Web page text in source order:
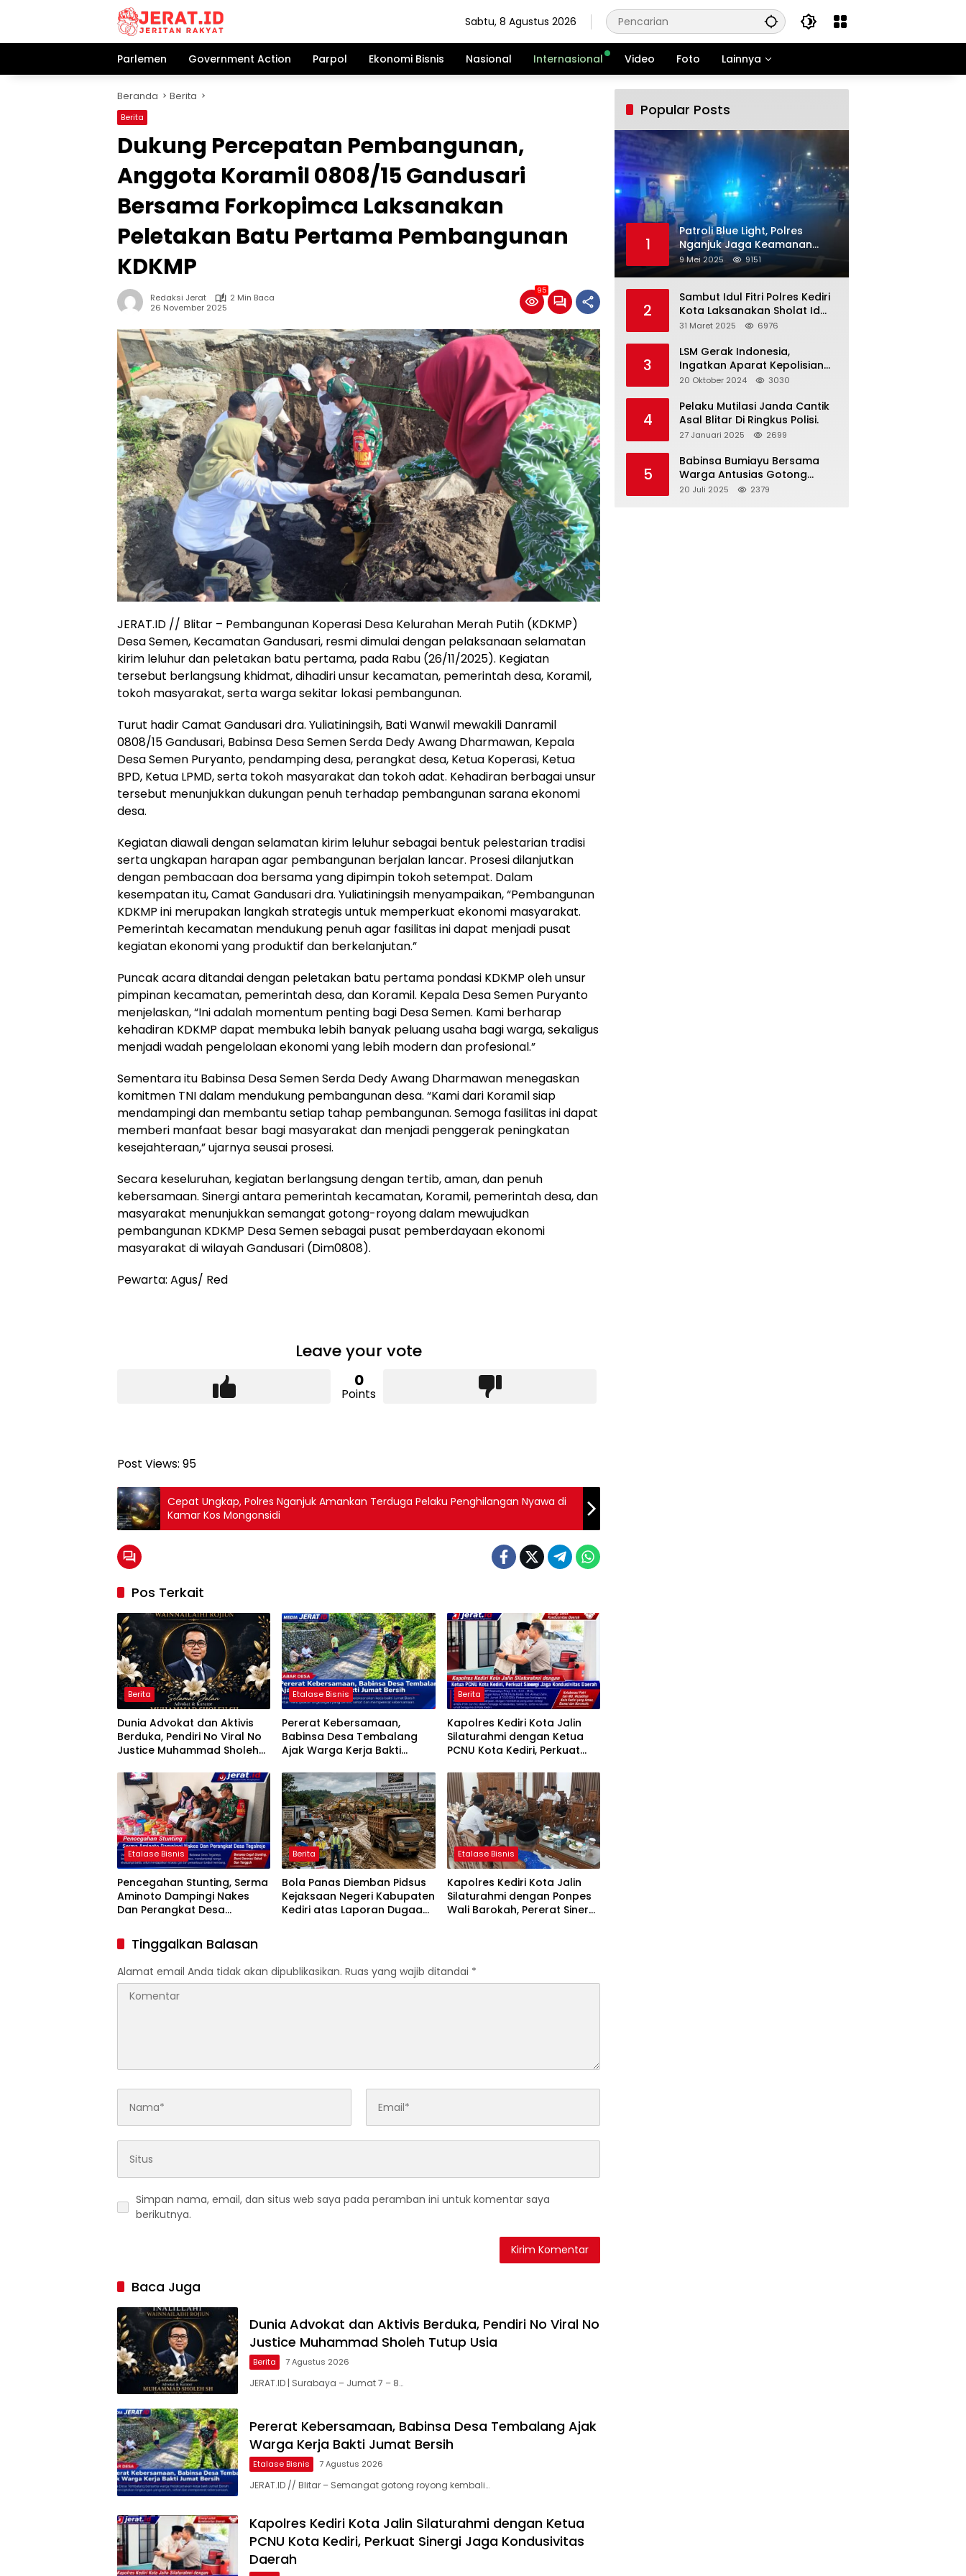
Sabtu, 8 Agustus 2026
Parlemen Government Action Parpol Ekonomi Bisnis Nasional Internasional Video Foto Lainnya
Beranda Berita
Berita
Dukung Percepatan Pembangunan,
Anggota Koramil 0808/15 Gandusari
Bersama Forkopimca Laksanakan
Peletakan Batu Pertama Pembangunan
KDKMP
Redaksi Jerat
2 Min Baca
26 November 2025
95
JERAT.ID // Blitar – Pembangunan Koperasi Desa Kelurahan Merah Putih (KDKMP)
Desa Semen, Kecamatan Gandusari, resmi dimulai dengan pelaksanaan selamatan
kirim leluhur dan peletakan batu pertama, pada Rabu (26/11/2025). Kegiatan
tersebut berlangsung khidmat, dihadiri unsur kecamatan, pemerintah desa, Koramil,
tokoh masyarakat, serta warga sekitar lokasi pembangunan.
Turut hadir Camat Gandusari dra. Yuliatiningsih, Bati Wanwil mewakili Danramil
0808/15 Gandusari, Babinsa Desa Semen Serda Dedy Awang Dharmawan, Kepala
Desa Semen Puryanto, pendamping desa, perangkat desa, Ketua Koperasi, Ketua
BPD, Ketua LPMD, serta tokoh masyarakat dan tokoh adat. Kehadiran berbagai unsur
tersebut menunjukkan dukungan penuh terhadap pembangunan sarana ekonomi
desa.
Kegiatan diawali dengan selamatan kirim leluhur sebagai bentuk pelestarian tradisi
serta ungkapan harapan agar pembangunan berjalan lancar. Prosesi dilanjutkan
dengan pembacaan doa bersama yang dipimpin tokoh setempat. Dalam
kesempatan itu, Camat Gandusari dra. Yuliatiningsih menyampaikan, “Pembangunan
KDKMP ini merupakan langkah strategis untuk memperkuat ekonomi masyarakat.
Pemerintah kecamatan mendukung penuh agar fasilitas ini dapat menjadi pusat
kegiatan ekonomi yang produktif dan berkelanjutan.”
Puncak acara ditandai dengan peletakan batu pertama pondasi KDKMP oleh unsur
pimpinan kecamatan, pemerintah desa, dan Koramil. Kepala Desa Semen Puryanto
menjelaskan, “Ini adalah momentum penting bagi Desa Semen. Kami berharap
kehadiran KDKMP dapat membuka lebih banyak peluang usaha bagi warga, sekaligus
menjadi wadah pengelolaan ekonomi yang lebih modern dan profesional.”
Sementara itu Babinsa Desa Semen Serda Dedy Awang Dharmawan menegaskan
komitmen TNI dalam mendukung pembangunan desa. “Kami dari Koramil siap
mendampingi dan membantu setiap tahap pembangunan. Semoga fasilitas ini dapat
memberi manfaat besar bagi masyarakat dan menjadi penggerak peningkatan
kesejahteraan,” ujarnya seusai prosesi.
Secara keseluruhan, kegiatan berlangsung dengan tertib, aman, dan penuh
kebersamaan. Sinergi antara pemerintah kecamatan, Koramil, pemerintah desa, dan
masyarakat menunjukkan semangat gotong-royong dalam mewujudkan
pembangunan KDKMP Desa Semen sebagai pusat pemberdayaan ekonomi
masyarakat di wilayah Gandusari (Dim0808).
Pewarta: Agus/ Red
Leave your vote
0
Points
Post Views: 95
Cepat Ungkap, Polres Nganjuk Amankan Terduga Pelaku Penghilangan Nyawa di
Kamar Kos Mongonsidi
Pos Terkait
Berita
Dunia Advokat dan Aktivis
Berduka, Pendiri No Viral No
Justice Muhammad Sholeh
Etalase Bisnis
Pererat Kebersamaan,
Babinsa Desa Tembalang
Ajak Warga Kerja Bakti
Berita
Kapolres Kediri Kota Jalin
Silaturahmi dengan Ketua
PCNU Kota Kediri, Perkuat
Daerah
Etalase Bisnis
Pencegahan Stunting, Serma
Aminoto Dampingi Nakes
Dan Perangkat Desa
Berita
Bola Panas Diemban Pidsus
Kejaksaan Negeri Kabupaten
Kediri atas Laporan Dugaan
Etalase Bisnis
Kapolres Kediri Kota Jalin
Silaturahmi dengan Ponpes
Wali Barokah, Pererat Sinergi
Tinggalkan Balasan
Alamat email Anda tidak akan dipublikasikan. Ruas yang wajib ditandai *
Simpan nama, email, dan situs web saya pada peramban ini untuk komentar saya
berikutnya.
Baca Juga
Dunia Advokat dan Aktivis Berduka, Pendiri No Viral No
Justice Muhammad Sholeh Tutup Usia
Berita 7 Agustus 2026
JERAT.ID | Surabaya – Jumat 7 – 8…
Pererat Kebersamaan, Babinsa Desa Tembalang Ajak
Warga Kerja Bakti Jumat Bersih
Etalase Bisnis 7 Agustus 2026
JERAT.ID // Blitar – Semangat gotong royong kembali…
Kapolres Kediri Kota Jalin Silaturahmi dengan Ketua
PCNU Kota Kediri, Perkuat Sinergi Jaga Kondusivitas
Daerah
Popular Posts
1
Patroli Blue Light, Polres
Nganjuk Jaga Keamanan
Jelang Long Weekend
9 Mei 2025 9151
2
Sambut Idul Fitri Polres Kediri
Kota Laksanakan Sholat Id
dan Gelar Halalbihalal
31 Maret 2025 6976
3
LSM Gerak Indonesia,
Ingatkan Aparat Kepolisian
Polres Blitar Kota “Tri Brata
20 Oktober 2024 3030
4
Pelaku Mutilasi Janda Cantik
Asal Blitar Di Ringkus Polisi.
27 Januari 2025 2699
5
Babinsa Bumiayu Bersama
Warga Antusias Gotong
Royong Bersihkan Jalan
20 Juli 2025 2379